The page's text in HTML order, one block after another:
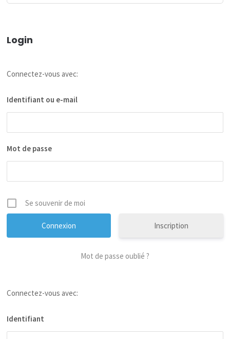
Login
Connectez-vous avec:
Identifiant ou e-mail
Mot de passe
Se souvenir de moi
Inscription
Mot de passe oublié ?
Connectez-vous avec:
Identifiant